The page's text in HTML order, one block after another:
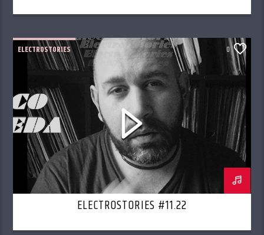
ELECTROSTORIES 0
ELECTROSTORIES #11.22